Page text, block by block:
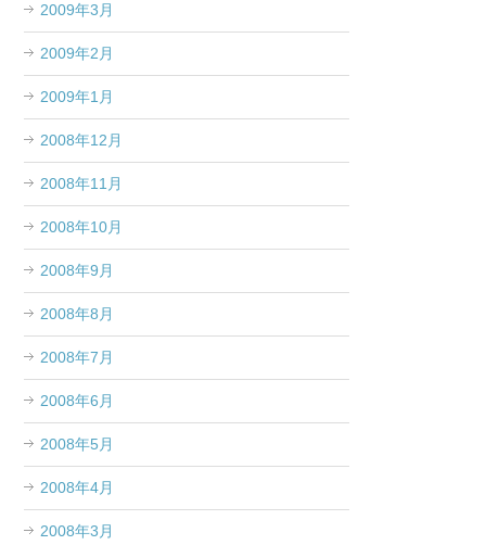
2009年3月
2009年2月
2009年1月
2008年12月
2008年11月
2008年10月
2008年9月
2008年8月
2008年7月
2008年6月
2008年5月
2008年4月
2008年3月